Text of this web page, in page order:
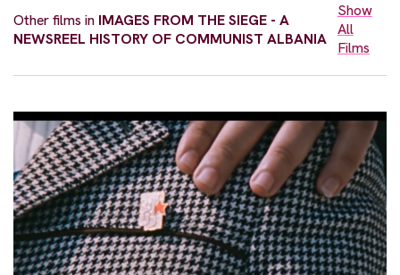
Other films in IMAGES FROM THE SIEGE - A
NEWSREEL HISTORY OF COMMUNIST ALBANIA
Show
All
Films